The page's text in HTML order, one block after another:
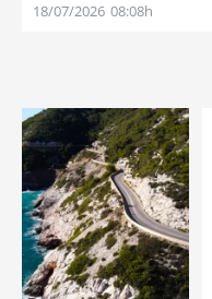
18/07/2026 08:08h